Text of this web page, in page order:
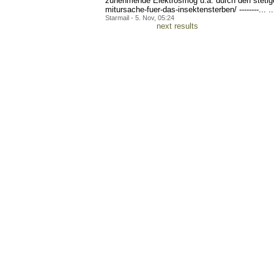
mitursache-fuer-das-insektensterben/ --------...
Starmail - 5. Nov, 05:24
next results